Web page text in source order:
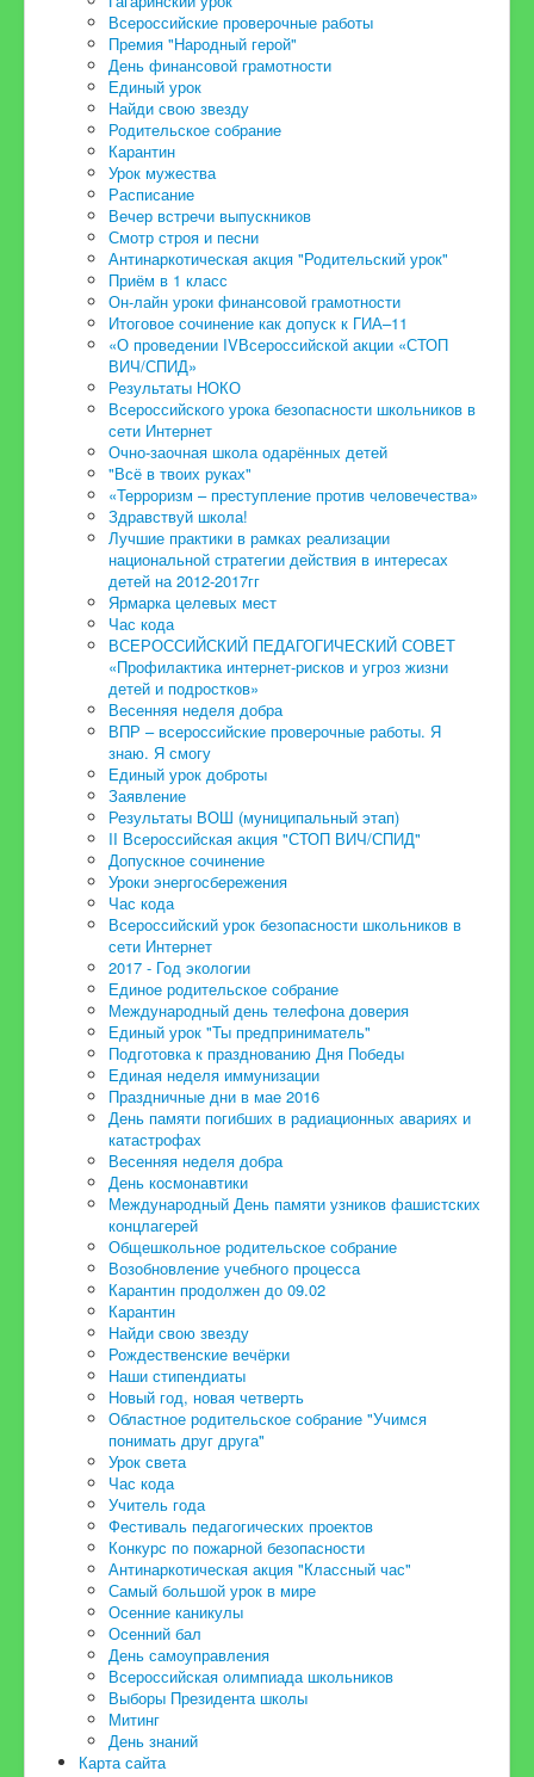
Всероссийские проверочные работы
Премия "Народный герой"
День финансовой грамотности
Единый урок
Найди свою звезду
Родительское собрание
Карантин
Урок мужества
Расписание
Вечер встречи выпускников
Смотр строя и песни
Антинаркотическая акция "Родительский урок"
Приём в 1 класс
Он-лайн уроки финансовой грамотности
Итоговое сочинение как допуск к ГИА–11
«О проведении IVВсероссийской акции «СТОП
ВИЧ/СПИД»
Результаты НОКО
Всероссийского урока безопасности школьников в
сети Интернет
Очно-заочная школа одарённых детей
"Всё в твоих руках"
«Терроризм – преступление против человечества»
Здравствуй школа!
Лучшие практики в рамках реализации
национальной стратегии действия в интересах
детей на 2012-2017гг
Ярмарка целевых мест
Час кода
ВСЕРОССИЙСКИЙ ПЕДАГОГИЧЕСКИЙ СОВЕТ
«Профилактика интернет-рисков и угроз жизни
детей и подростков»
Весенняя неделя добра
ВПР – всероссийские проверочные работы. Я
знаю. Я смогу
Единый урок доброты
Заявление
Результаты ВОШ (муниципальный этап)
II Всероссийская акция "СТОП ВИЧ/СПИД"
Допускное сочинение
Уроки энергосбережения
Час кода
Всероссийский урок безопасности школьников в
сети Интернет
2017 - Год экологии
Единое родительское собрание
Международный день телефона доверия
Единый урок "Ты предприниматель"
Подготовка к празднованию Дня Победы
Единая неделя иммунизации
Праздничные дни в мае 2016
День памяти погибших в радиационных авариях и
катастрофах
Весенняя неделя добра
День космонавтики
Международный День памяти узников фашистских
концлагерей
Общешкольное родительское собрание
Возобновление учебного процесса
Карантин продолжен до 09.02
Карантин
Найди свою звезду
Рождественские вечёрки
Наши стипендиаты
Новый год, новая четверть
Областное родительское собрание "Учимся
понимать друг друга"
Урок света
Час кода
Учитель года
Фестиваль педагогических проектов
Конкурс по пожарной безопасности
Антинаркотическая акция "Классный час"
Самый большой урок в мире
Осенние каникулы
Осенний бал
День самоуправления
Всероссийская олимпиада школьников
Выборы Президента школы
Митинг
День знаний
Карта сайта